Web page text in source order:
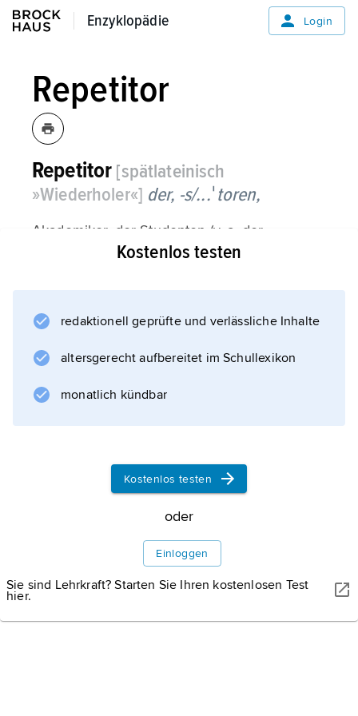
Enzyklopädie
Enzyklopädie Login
Repetitor
Repetitor [spätlateinisch
»Wiederholer«] der, -s/...ˈtoren,
Akademiker, der Studenten (v. a. der
juristischen Fakultät) durch Wiederholung des
das, -s/...ri|en,
Stoffes.
Kostenlos testen
redaktionell geprüfte und verlässliche Inhalte
altersgerecht aufbereitet im Schullexikon
monatlich kündbar
Kostenlos testen
oder
Einloggen
Sie sind Lehrkraft? Starten Sie Ihren kostenlosen Test
hier.